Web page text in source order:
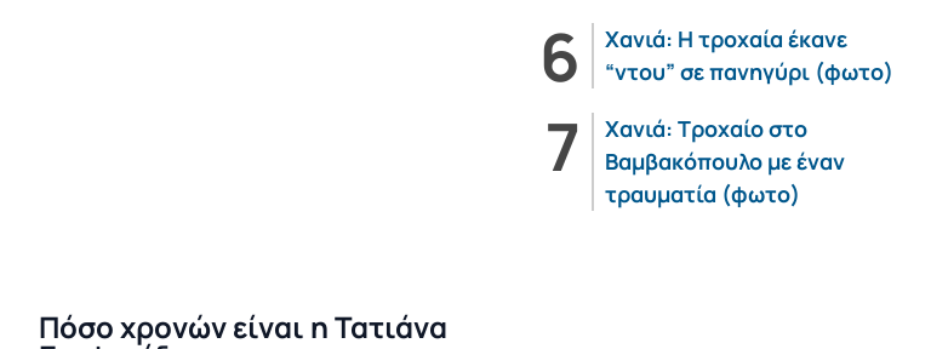
Πόσο χρονών είναι η Τατιάνα
Χανιά: Η τροχαία έκανε
“ντου” σε πανηγύρι (φωτο)
Χανιά: Τροχαίο στο
Βαμβακόπουλο με έναν
τραυματία (φωτο)